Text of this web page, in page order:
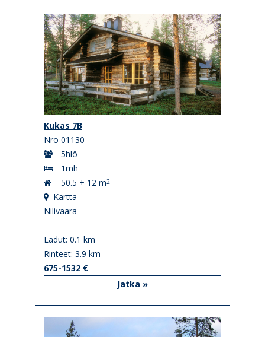
Kukas 7B
Nro 01130
5hlö
1mh
50.5 + 12 m2
Kartta
Nilivaara
Ladut: 0.1 km
Rinteet: 3.9 km
675-1532 €
Jatka »